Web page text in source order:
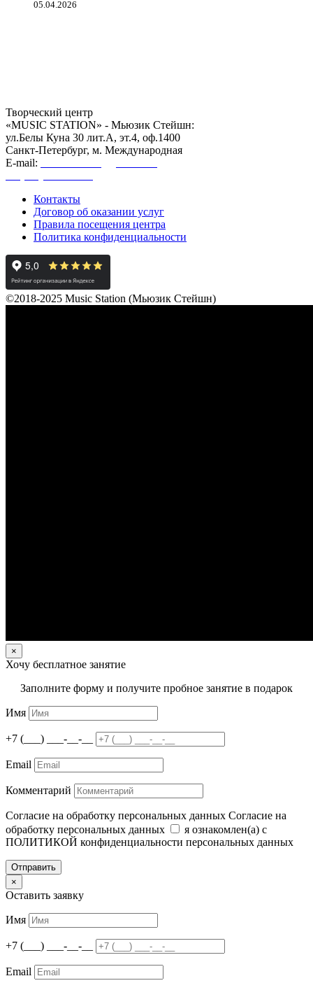
05.04.2026
Творческий центр
«MUSIC STATION» - Мьюзик Стейшн:
ул.Белы Куна 30 лит.А, эт.4, оф.1400
Санкт-Петербург, м. Международная
E-mail:
Контакты
Договор об оказании услуг
Правила посещения центра
Политика конфиденциальности
©2018-2025 Music Station (Мьюзик Стейшн)
×
Хочу бесплатное занятие
Заполните форму и получите пробное занятие в подарок
Имя
+7 (___) ___-__-__
Email
Комментарий
Согласие на обработку персональных данных Согласие на
обработку персональных данных
я ознакомлен(а) с
ПОЛИТИКОЙ конфиденциальности персональных данных
Отправить
×
Оставить заявку
Имя
+7 (___) ___-__-__
Email